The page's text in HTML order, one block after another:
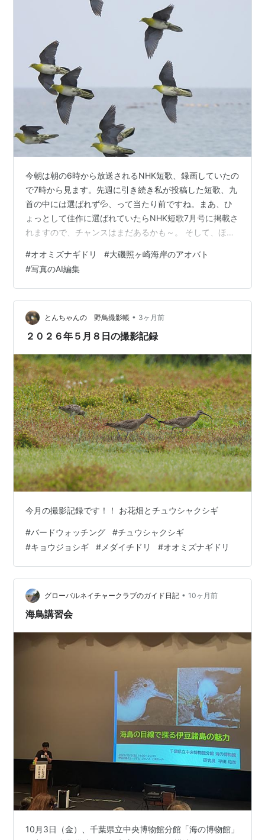
今朝は朝の6時から放送されるNHK短歌、録画していたの
で7時から見ます。先週に引き続き私が投稿した短歌、九
首の中には選ばれず💦、って当たり前ですね。まあ、ひ
ょっとして佳作に選ばれていたらNHK短歌7月号に掲載さ
れますので、チャンスはまだあるかも～。 そして、ほぼ
稿！その後、朝食を終え、照ヶ崎海岸へ行く事に。 昨日
の朝9時までは定位置にいた猛禽、今朝はもう居なくなっ
てます。（写真は昨日の朝9時頃撮影） という事で、展
望デッキに日曜日なのにいらした「こまたん」の小野さ
んにご挨拶。今朝は昨年同様、東京都の動物園関係者の
方々との探鳥会と言う事で、海岸では…
#オオミズナギドリ #大磯照ヶ崎海岸のアオバト
#写真のAI編集
とんちゃんの 野鳥撮影帳 • 3ヶ月前
２０２６年５月８日の撮影記録
今月の撮影記録です！！ お花畑とチュウシャクシギ
#バードウォッチング #チュウシャクシギ
#キョウジョシギ # メダイチドリ #オオミズナギドリ
グローバルネイチャークラブのガイド日記 • 10ヶ月前
海鳥講習会
10月3日（金）、千葉県立中央博物館分館「海の博物館」